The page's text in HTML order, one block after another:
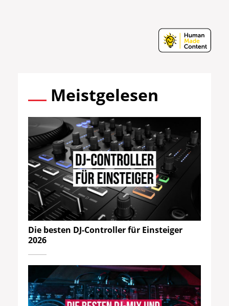
Meistgelesen
Die besten DJ-Controller für Einsteiger
2026